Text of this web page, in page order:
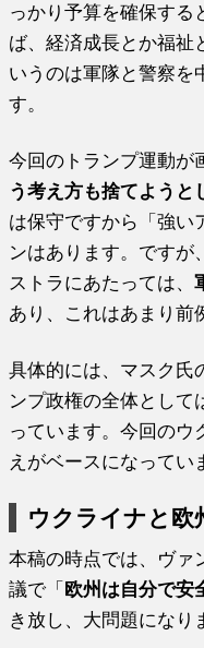
っかり予算を確保する
ば、経済成長とか福祉
いうのは軍隊と警察を
す。
今回のトランプ運動が
う考え方も捨てようと
は保守ですから「強い
ンはあります。ですが
ストラにあたっては、
あり、これはあまり前
具体的には、マスク氏
ンプ政権の全体として
っています。今回のウ
えがベースになってい
ウクライナと欧
本稿の時点では、ヴァ
議で「 欧州は自分で安
き放し、大問題になり